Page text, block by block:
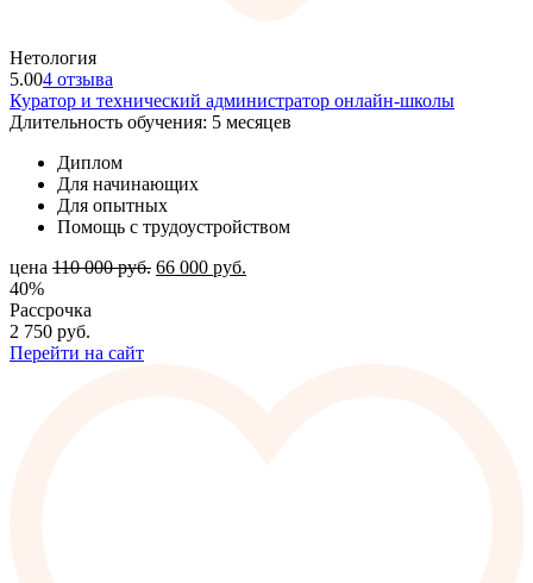
Нетология
5.004 отзыва
Куратор и технический администратор онлайн-школы
Длительность обучения: 5 месяцев
Диплом
Для начинающих
Для опытных
Помощь с трудоустройством
цена 110 000руб. 66 000 руб.
40%
Рассрочка
2 750 руб.
Перейти на сайт